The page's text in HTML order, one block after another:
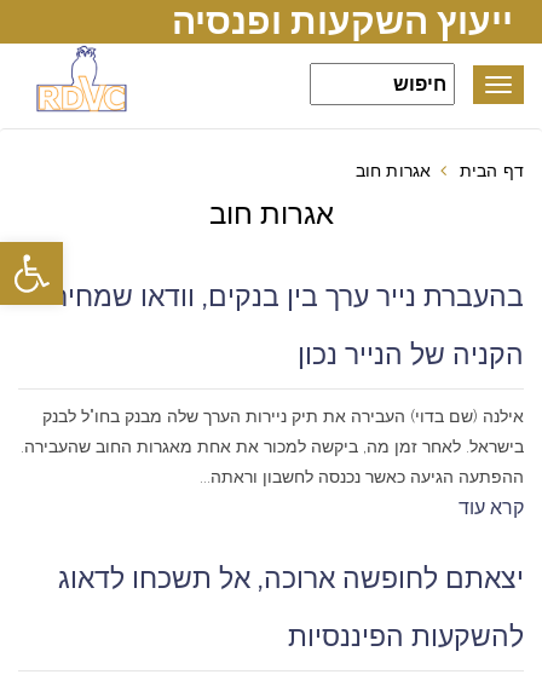
פתח
ייעוץ השקעות ופנסיה
Toggle
דף הבית אגרות חוב
אגרות חוב
בהעברת נייר ערך בין בנקים, וודאו שמחיר
הקניה של הנייר נכון
אילנה (שם בדוי) העבירה את תיק ניירות הערך שלה מבנק בחו"ל לבנק
בישראל. לאחר זמן מה, ביקשה למכור את אחת מאגרות החוב שהעבירה.
ההפתעה הגיעה כאשר נכנסה לחשבון וראתה...
קרא עוד
יצאתם לחופשה ארוכה, אל תשכחו לדאוג
להשקעות הפיננסיות